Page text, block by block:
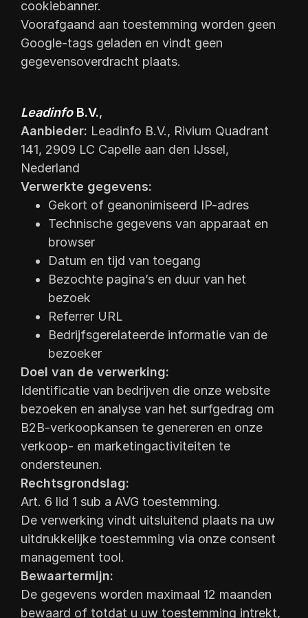
cookiebanner.
Voorafgaand aan toestemming worden geen
Google-tags geladen en vindt geen
gegevensoverdracht plaats.
LeadinfoB.V.,
Aanbieder: Leadinfo B.V., Rivium Quadrant
141, 2909 LC Capelle aan den IJssel,
Nederland
Verwerkte gegevens:
Gekort of geanonimiseerd IP-adres
Technische gegevens van apparaat en
browser
Datum en tijd van toegang
Bezochte pagina’s en duur van het
bezoek
Referrer URL
Bedrijfsgerelateerde informatie van de
bezoeker
Doel van de verwerking:
Identificatie van bedrijven die onze website
bezoeken en analyse van het surfgedrag om
B2B-verkoopkansen te genereren en onze
verkoop- en marketingactiviteiten te
ondersteunen.
Rechtsgrondslag:
Art. 6 lid 1 sub a AVG toestemming.
De verwerking vindt uitsluitend plaats na uw
uitdrukkelijke toestemming via onze consent
management tool.
Bewaartermijn:
De gegevens worden maximaal 12 maanden
bewaard of totdat u uw toestemming intrekt,